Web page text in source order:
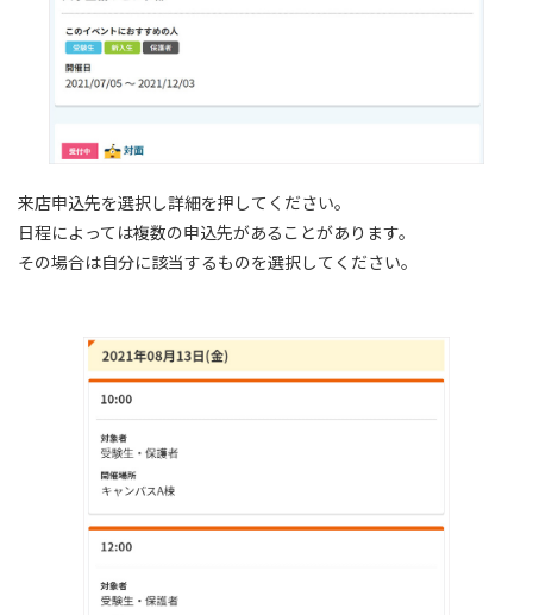
来店申込先を選択し詳細を押してください。
⽇程によっては複数の申込先があることがあります。
その場合は⾃分に該当するものを選択してください。